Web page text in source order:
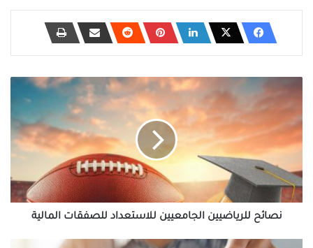
للاستعداد
للصفقات
نصائح للرياضيين الجامعيين للاستعداد للصفقات المالية